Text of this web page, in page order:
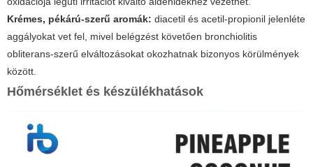
Krémes, pékárú-szerű aromák: diacetil és acetil-propionil jelenléte
aggályokat vet fel, mivel belégzést követően bronchiolitis
obliterans-szerű elváltozásokat okozhatnak bizonyos körülmények
között.
Hőmérséklet és készülékhatások